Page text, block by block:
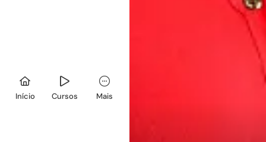
Início Cursos Mais